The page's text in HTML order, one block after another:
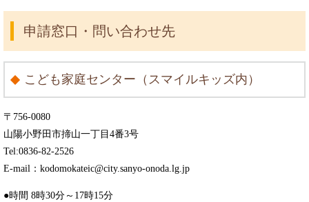
申請窓口・問い合わせ先
こども家庭センター（スマイルキッズ内）
〒756-0080
山陽小野田市揥山一丁目4番3号
Tel:0836‐82‐2526
E-mail：kodomokateic@city.sanyo-onoda.lg.jp
●時間 8時30分～17時15分